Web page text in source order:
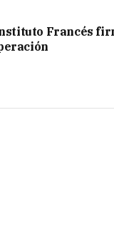
Francés